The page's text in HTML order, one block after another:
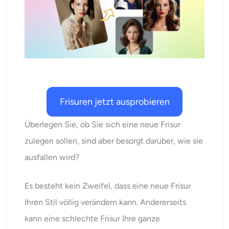
KI neu einfärben
KI-Stil-Bildgenerator
Frisuren-Wechsler
Kleiderbügel
Headshot-Generator Pro
Frisuren jetzt ausprobieren
Überlegen Sie, ob Sie sich eine neue Frisur
zulegen sollen, sind aber besorgt darüber, wie sie
ausfallen wird?
Es besteht kein Zweifel, dass eine neue Frisur
Ihren Stil völlig verändern kann. Andererseits
kann eine schlechte Frisur Ihre ganze